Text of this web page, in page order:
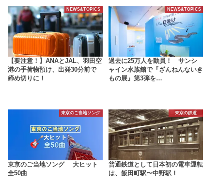
NEWS&TOPICS
【要注意！】ANAとJAL、羽田空
港の手荷物預け、出発30分前で
締め切りに！
NEWS&TOPICS
過去に25万人を動員！ サンシ
ャイン水族館で『ざんねんないき
もの展』第3弾を…
東京のご当地ソング
東京のご当地ソング 大ヒット
全50曲
東京の鉄道
普通鉄道として日本初の電車運転
は、飯田町駅〜中野駅！